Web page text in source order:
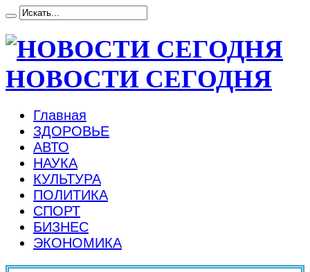
НОВОСТИ СЕГОДНЯ
Главная
ЗДОРОВЬЕ
АВТО
НАУКА
КУЛЬТУРА
ПОЛИТИКА
СПОРТ
БИЗНЕС
ЭКОНОМИКА